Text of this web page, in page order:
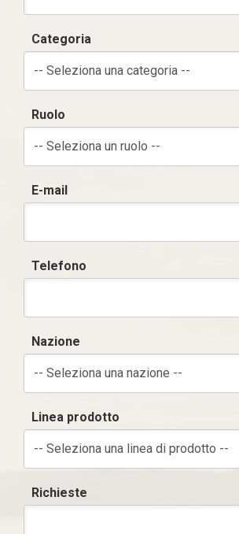
Categoria
-- Seleziona una categoria --
Ruolo
-- Seleziona un ruolo --
E-mail
Telefono
Nazione
-- Seleziona una nazione --
Linea prodotto
-- Seleziona una linea di prodotto --
Richieste